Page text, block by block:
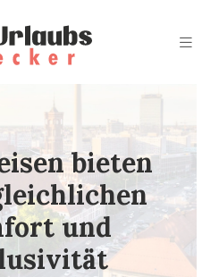
bieten
und